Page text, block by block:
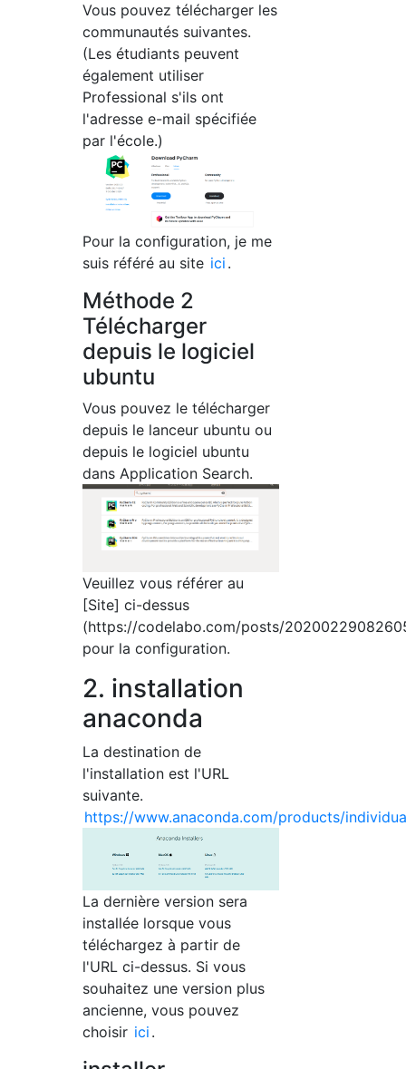
Vous pouvez télécharger les
communautés suivantes.
(Les étudiants peuvent
également utiliser
Professional s'ils ont
l'adresse e-mail spécifiée
par l'école.)
Pour la configuration, je me
suis référé au site ici .
Méthode 2
Télécharger
depuis le logiciel
ubuntu
Vous pouvez le télécharger
depuis le lanceur ubuntu ou
depuis le logiciel ubuntu
dans Application Search.
Veuillez vous référer au
[Site] ci-dessus
(https://codelabo.com/posts/
pour la configuration.
2. installation
anaconda
La destination de
l'installation est l'URL
suivante.
https://www.anaconda.com/products/
La dernière version sera
installée lorsque vous
téléchargez à partir de
l'URL ci-dessus. Si vous
souhaitez une version plus
ancienne, vous pouvez
choisir ici .